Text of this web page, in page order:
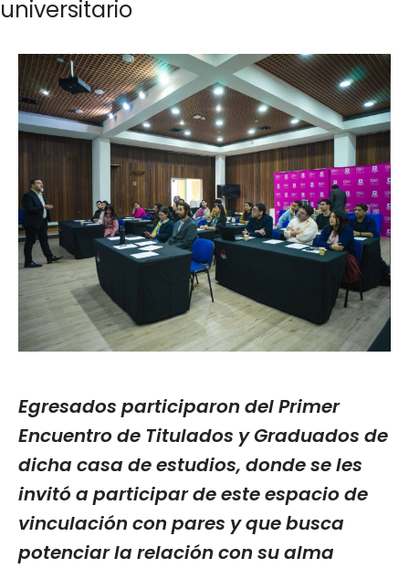
universitario
Egresados participaron del Primer
Encuentro de Titulados y Graduados de
dicha casa de estudios, donde se les
invitó a participar de este espacio de
vinculación con pares y que busca
potenciar la relación con su alma